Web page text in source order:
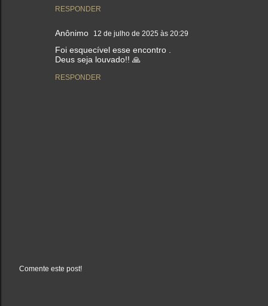
RESPONDER
Anônimo 12 de julho de 2025 às 20:29
Foi esquecível esse encontro .
Deus seja louvado!! 🙏
RESPONDER
Comente este post!